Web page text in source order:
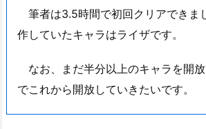
筆者は3.5時間で初回クリアできま
作していたキャラはライザです。
なお、まだ半分以上のキャラを開
でこれから開放していきたいです。